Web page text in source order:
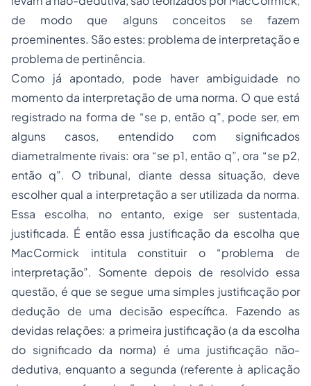
de modo que alguns conceitos se fazem
proeminentes. São estes: problema de interpretação e
problema de pertinência.
Como já apontado, pode haver ambiguidade no
momento da interpretação de uma norma. O que está
registrado na forma de “se p, então q”, pode ser, em
alguns casos, entendido com significados
diametralmente rivais: ora “se p1, então q”, ora “se p2,
então q”. O tribunal, diante dessa situação, deve
escolher qual a interpretação a ser utilizada da norma.
Essa escolha, no entanto, exige ser sustentada,
justificada. É então essa justificação da escolha que
MacCormick intitula constituir o “problema de
interpretação”. Somente depois de resolvido essa
questão, é que se segue uma simples justificação por
dedução de uma decisão específica. Fazendo as
devidas relações: a primeira justificação (a da escolha
do significado da norma) é uma justificação não-
dedutiva, enquanto a segunda (referente à aplicação